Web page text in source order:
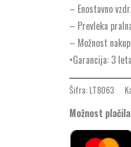
– Enostavno
– Prevleka
– Možnost
•Garancija: 3 leta
Šifra:LT8063
Možnost